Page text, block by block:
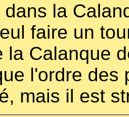
la
faire un
la Calanque
l'ordre des
mais il est